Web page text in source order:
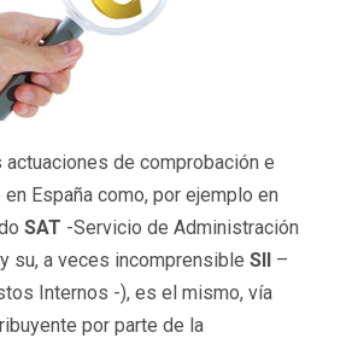
de comprobación e
España como, por ejemplo en
SAT -Servicio de Administración
su, a veces incomprensible SII –
Internos -), es el mismo, vía
por parte de la